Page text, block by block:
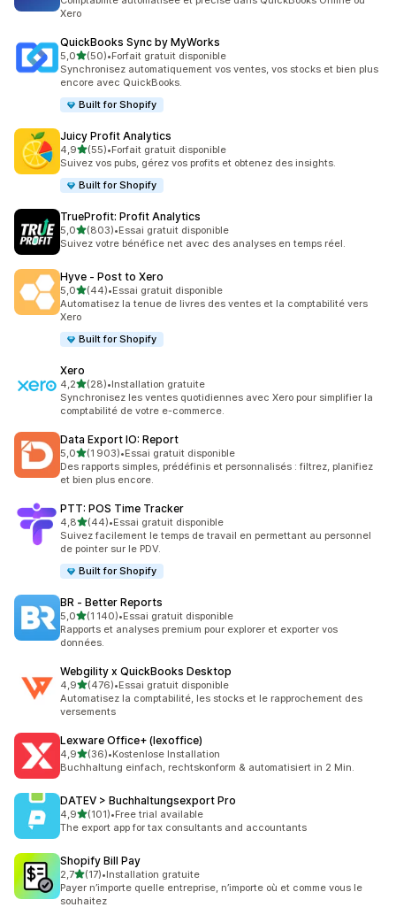
Xero
QuickBooks Sync by MyWorks
5,0étoile(s) sur 5
(50)
50 avis au total
•Forfait gratuit disponible
Synchronisez automatiquement vos ventes, vos stocks et bien plus
encore avec QuickBooks.
Built for Shopify
Juicy Profit Analytics
4,9étoile(s) sur 5
(55)
55 avis au total
•Forfait gratuit disponible
Suivez vos pubs, gérez vos profits et obtenez des insights.
Built for Shopify
TrueProfit: Profit Analytics
5,0étoile(s) sur 5
(803)
803 avis au total
•Essai gratuit disponible
Suivez votre bénéfice net avec des analyses en temps réel.
Hyve ‑ Post to Xero
5,0étoile(s) sur 5
(44)
44 avis au total
•Essai gratuit disponible
Automatisez la tenue de livres des ventes et la comptabilité vers
Xero
Built for Shopify
Xero
4,2étoile(s) sur 5
(28)
28 avis au total
•Installation gratuite
Synchronisez les ventes quotidiennes avec Xero pour simplifier la
comptabilité de votre e-commerce.
Data Export IO: Report
5,0étoile(s) sur 5
(1 903)
1903 avis au total
•Essai gratuit disponible
Des rapports simples, prédéfinis et personnalisés : filtrez, planifiez
et bien plus encore.
PTT: POS Time Tracker
4,8étoile(s) sur 5
(44)
44 avis au total
•Essai gratuit disponible
Suivez facilement le temps de travail en permettant au personnel
de pointer sur le PDV.
Built for Shopify
BR ‑ Better Reports
5,0étoile(s) sur 5
(1 140)
1140 avis au total
•Essai gratuit disponible
Rapports et analyses premium pour explorer et exporter vos
données.
Webgility x QuickBooks Desktop
4,9étoile(s) sur 5
(476)
476 avis au total
•Essai gratuit disponible
Automatisez la comptabilité, les stocks et le rapprochement des
versements
Lexware Office+ (lexoffice)
4,9étoile(s) sur 5
(36)
36 avis au total
•Kostenlose Installation
Buchhaltung einfach, rechtskonform & automatisiert in 2 Min.
DATEV > Buchhaltungsexport Pro
4,9étoile(s) sur 5
(101)
101 avis au total
•Free trial available
The export app for tax consultants and accountants
Shopify Bill Pay
2,7étoile(s) sur 5
(17)
17 avis au total
•Installation gratuite
Payer n’importe quelle entreprise, n’importe où et comme vous le
souhaitez